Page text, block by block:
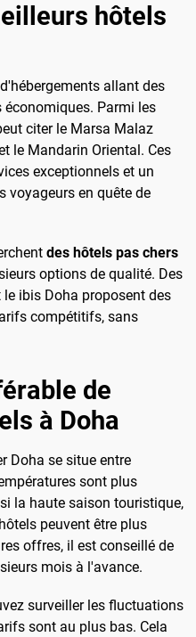
hôtels
allant des
Parmi les
citer le Marsa Malaz
le Mandarin Oriental. Ces
exceptionnels et un
voyageurs en quête de
des hôtels pas chers
options de qualité. Des
ibis Doha proposent des
compétitifs, sans
de
à Doha
Doha se situe entre
sont plus
la haute saison touristique,
peuvent être plus
offres, il est conseillé de
mois à l'avance.
surveiller les fluctuations
sont au plus bas. Cela